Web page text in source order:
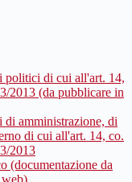
politici di cui all'art. 14,
2013 (da pubblicare in
amministrazione, di
di cui all'art. 14, co.
2013
(documentazione da